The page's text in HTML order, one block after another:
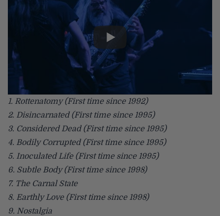
1. Rottenatomy (First time since 1992)
2. Disincarnated (First time since 1995)
3. Considered Dead (First time since 1995)
4. Bodily Corrupted (First time since 1995)
5. Inoculated Life (First time since 1995)
6. Subtle Body (First time since 1998)
7. The Carnal State
8. Earthly Love (First time since 1998)
9. Nostalgia